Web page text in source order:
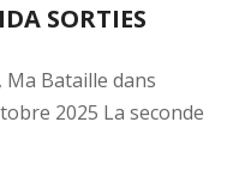
SORTIES
Bataille dans
2025 La seconde